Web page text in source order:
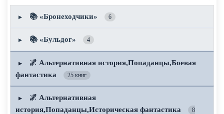
▶ 📚 «Бронеходчики» 6
▶ 📚 «Бульдог» 4
▶
🌌 Альтернативная история,Попаданцы,Боевая
фантастика
25 книг
▶
🌌 Альтернативная
история,Попаданцы,Историческая фантастика
8